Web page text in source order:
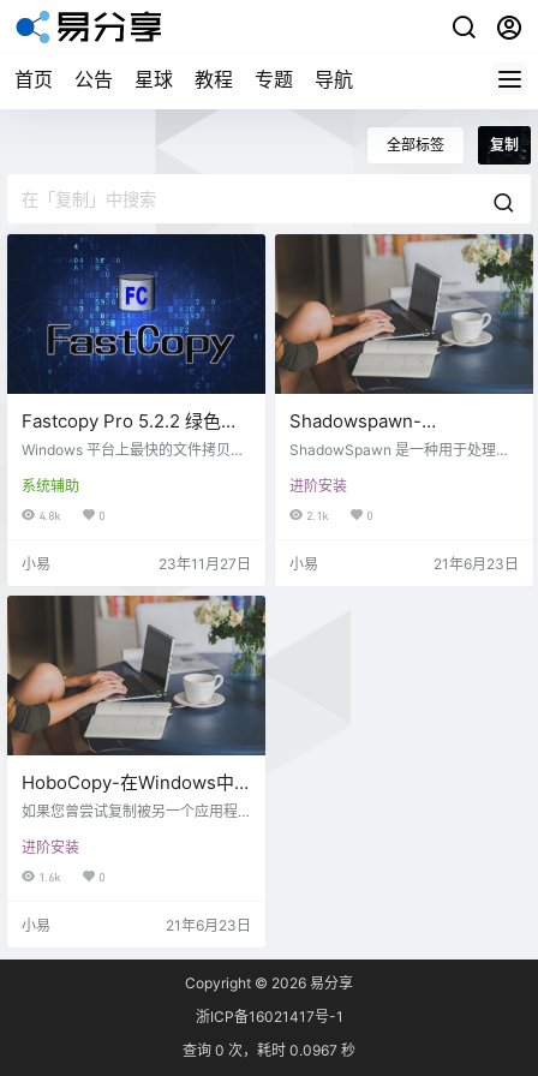
首页 公告 星球 教程 专题 导航
全部标签 复制
Fastcopy Pro 5.2.2 绿色中
文汉化版-最快的文件拷贝工
Windows 平台上最快的文件拷贝、
优越，一时间便超越相同类型的所
有其他软件。
系统辅助
4.8k 0
小易 23年11月27日
Shadowspawn-
「HoboCopy增强工具」强
ShadowSpawn 是一种用于处理卷
只读快照。使用卷影副本而不是实
际文件允许您执行诸如使用中（锁
本，使其在驱动器号上可用，然后
进阶安装
2.1k 0
小易 21年6月23日
HoboCopy-在Windows中
备份/复制“使用中”或“锁定”
如果您曾尝试复制被另一个应用程
似于“该进程无法访问该文件，因为
另一个进程已锁定该文件的一部分”
的错误消息。 那么，你怎么复制它
一种称为卷影复制的技术，用于为Vi
和备份供电。 它所做的是获取文件
或驱动器的临时快照，然后允许应
用程序正在访问或修改文件。 我们
进阶安装
1.6k 0
小易 21年6月23日
Copyright © 2026 易分享
浙ICP备16021417号-1
查询 0 次，耗时 0.0967 秒